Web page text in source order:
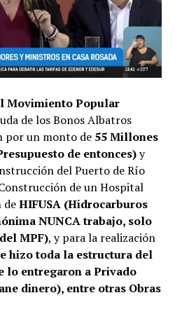
Movimiento Popular
de los Bonos Albatros
por un monto de 55 Millones
de entonces)y
del Puerto de Río
de un Hospital
deHIFUSA (Hidrocarburos
NUNCAtrabajo, solo
MPF), y para la realización
hizo toda la estructura del
lo entregaron a Privado
dinero), entre otras Obras